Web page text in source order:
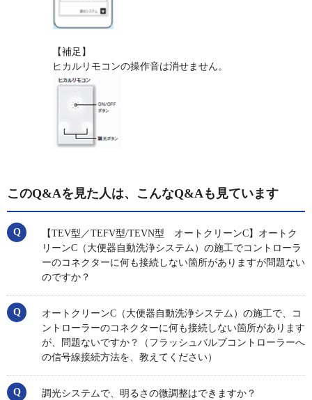
【補足】
ヒカルリモコンの操作音は消せません。
このQ&Aを見た人は、こんなQ&Aも見ています
【TEV型／TEFV型/TEVN型 オートクリーンC】オートク
リーンC（大便器自動洗浄システム）の施工でコントローラ
ーのコネクターに何も接続しない箇所がありますが問題ない
のですか？
オートクリーンC（大便器自動洗浄システム）の施工で、コ
ントローラーのコネクターに何も接続しない箇所があります
が、問題ないですか？（フラッシュバルブコントローラーへ
の信号線接続方法を、教えてください）
調光システムで、明るさの微調整はできますか？